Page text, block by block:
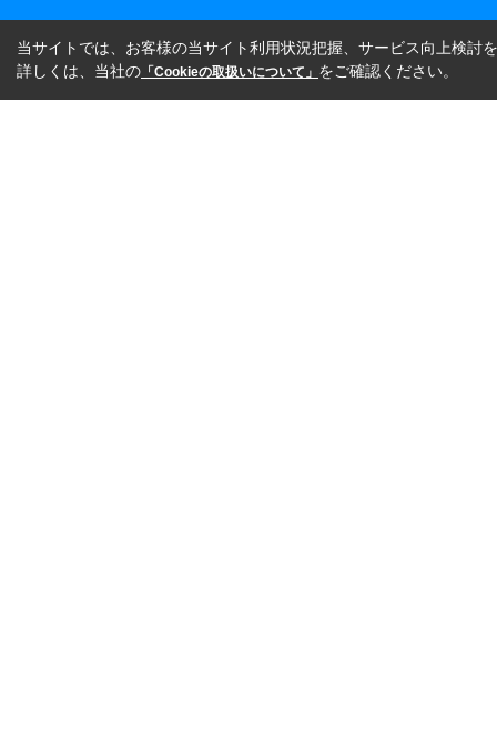
当サイトでは、お客様の当サイト利用状況把握、サービス向上検討
詳しくは、当社の 「Cookieの取扱いについて」 をご確認ください。